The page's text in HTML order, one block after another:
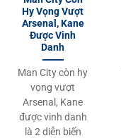
Hy Vọng Vượt
Arsenal, Kane
Được Vinh
Danh
Man City còn hy
vọng vượt
Arsenal, Kane
được vinh danh
là 2 diễn biến